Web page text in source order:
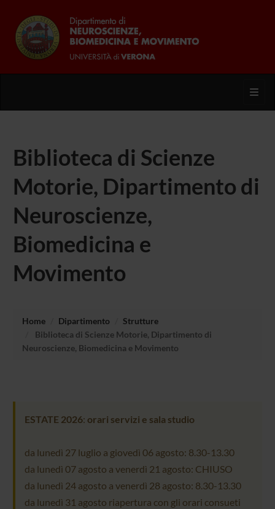
Biblioteca di Scienze
Motorie, Dipartimento di
Neuroscienze,
Biomedicina e
Movimento
Home Dipartimento
Strutture
Biblioteca di Scienze Motorie, Dipartimento di
Neuroscienze, Biomedicina e Movimento
ESTATE 2026: orari servizi e sala studio
da lunedì 27 luglio a giovedì 06 agosto: 8.30-13.30
da lunedì 07 agosto a venerdì 21 agosto: CHIUSO
da lunedì 24 agosto a venerdì 28 agosto: 8.30-13.30
da lunedì 31 agosto riapertura con gli orari consueti